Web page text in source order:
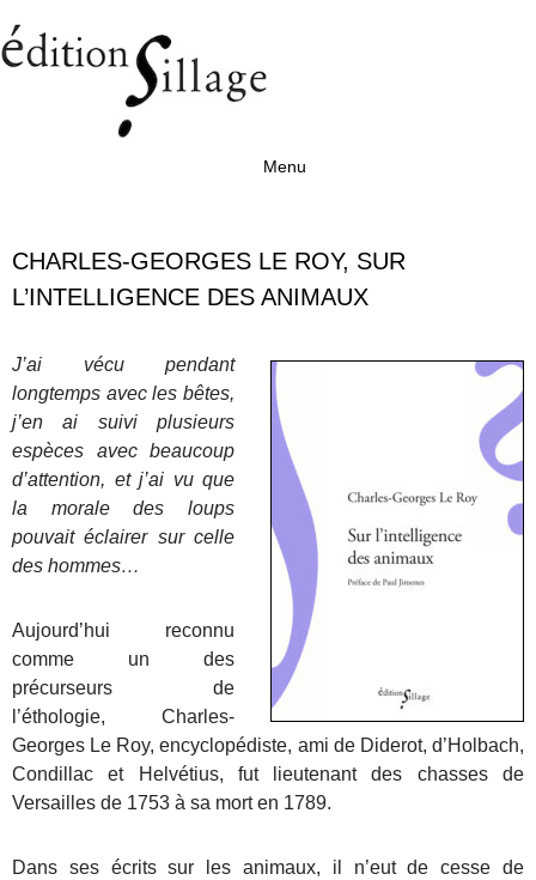
Menu
CHARLES-GEORGES LE ROY, SUR
L’INTELLIGENCE DES ANIMAUX
J’ai vécu pendant
longtemps avec les bêtes,
j’en ai suivi plusieurs
espèces avec beaucoup
d’attention, et j’ai vu que
la morale des loups
pouvait éclairer sur celle
des hommes…
Aujourd’hui reconnu
comme un des
précurseurs de
l’éthologie, Charles-
Georges Le Roy, encyclopédiste, ami de Diderot, d’Holbach,
Condillac et Helvétius, fut lieutenant des chasses de
Versailles de 1753 à sa mort en 1789.
Dans ses écrits sur les animaux, il n’eut de cesse de